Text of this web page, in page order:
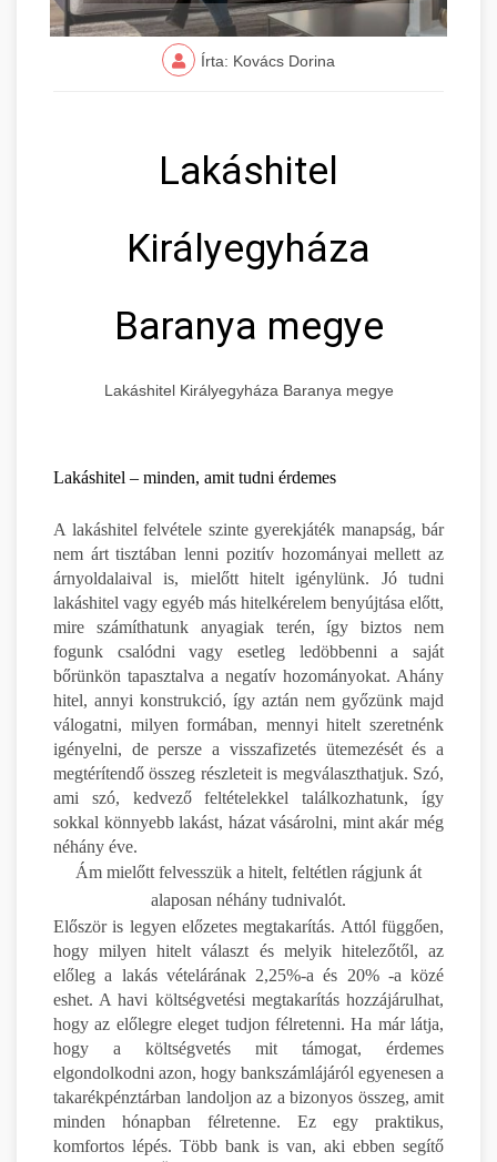
Írta: Kovács Dorina
Lakáshitel
Királyegyháza
Baranya megye
Lakáshitel Királyegyháza Baranya megye
Lakáshitel – minden, amit tudni érdemes
A lakáshitel felvétele szinte gyerekjáték manapság, bár
nem árt tisztában lenni pozitív hozományai mellett az
árnyoldalaival is, mielőtt hitelt igénylünk. Jó tudni
lakáshitel vagy egyéb más hitelkérelem benyújtása előtt,
mire számíthatunk anyagiak terén, így biztos nem
fogunk csalódni vagy esetleg ledöbbenni a saját
bőrünkön tapasztalva a negatív hozományokat. Ahány
hitel, annyi konstrukció, így aztán nem győzünk majd
válogatni, milyen formában, mennyi hitelt szeretnénk
igényelni, de persze a visszafizetés ütemezését és a
megtérítendő összeg részleteit is megválaszthatjuk. Szó,
ami szó, kedvező feltételekkel találkozhatunk, így
sokkal könnyebb lakást, házat vásárolni, mint akár még
néhány éve.
Ám mielőtt felvesszük a hitelt, feltétlen rágjunk át
alaposan néhány tudnivalót.
Először is legyen előzetes megtakarítás. Attól függően,
hogy milyen hitelt választ és melyik hitelezőtől, az
előleg a lakás vételárának 2,25%-a és 20% -a közé
eshet. A havi költségvetési megtakarítás hozzájárulhat,
hogy az előlegre eleget tudjon félretenni. Ha már látja,
hogy a költségvetés mit támogat, érdemes
elgondolkodni azon, hogy bankszámlájáról egyenesen a
takarékpénztárban landoljon az a bizonyos összeg, amit
minden hónapban félretenne. Ez egy praktikus,
komfortos lépés. Több bank is van, aki ebben segítő